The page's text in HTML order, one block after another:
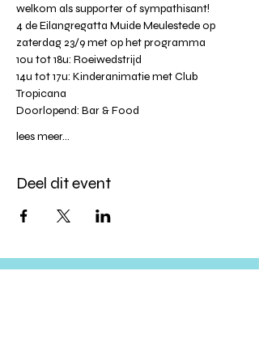
welkom als supporter of sympathisant!
4 de Eilangregatta Muide Meulestede op
zaterdag 23/9 met op het programma
10u tot 18u: Roeiwedstrijd
14u tot 17u: Kinderanimatie met Club
Tropicana
Doorlopend: Bar & Food
lees meer...
Deel dit event